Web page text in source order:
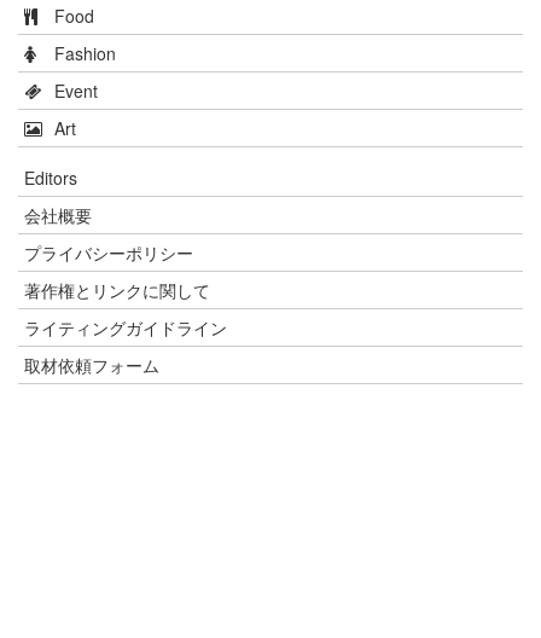
Food
Fashion
Event
Art
Editors
会社概要
プライバシーポリシー
著作権とリンクに関して
ライティングガイドライン
取材依頼フォーム